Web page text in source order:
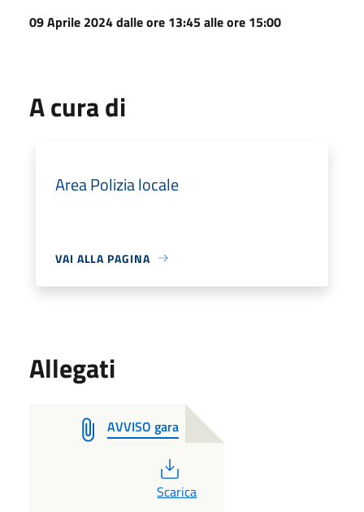
09 Aprile 2024 dalle ore 13:45 alle ore 15:00
A cura di
Area Polizia locale
VAI ALLA PAGINA
Allegati
AVVISO gara
PDF
Scarica